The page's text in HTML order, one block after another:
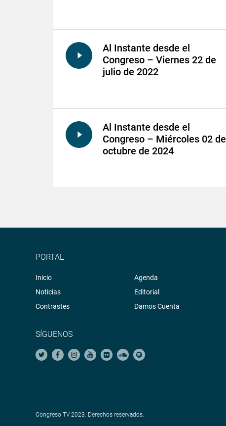
Al Instante desde el
Congreso – Viernes 22 de
julio de 2022
Al Instante desde el
Congreso – Miércoles 02 de
octubre de 2024
PORTAL
Inicio
Noticias
Contrastes
Agenda
Editorial
Damos Cuenta
SÍGUENOS
Congreso TV 2023. Derechos reservados.